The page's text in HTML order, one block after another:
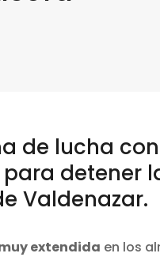
de lucha
detener
Valdenazar.
extendida en los